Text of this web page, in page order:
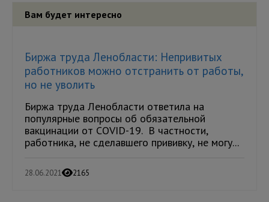
Вам будет интересно
Биржа труда Ленобласти: Непривитых
работников можно отстранить от работы,
но не уволить
Биржа труда Ленобласти ответила на
популярные вопросы об обязательной
вакцинации от COVID-19. В частности,
работника, не сделавшего прививку, не могу...
28.06.2021 2165